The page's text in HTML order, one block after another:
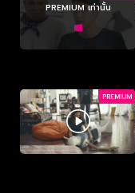
PREMIUM เท่านั้น
PREMIUM